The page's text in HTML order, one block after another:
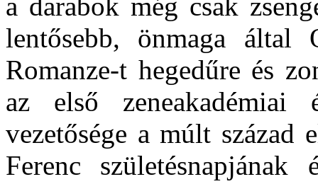
lentősebb, önmaga
Romanze-t hege­dűre és
az első
vezetősége a múlt
Ferenc születésnapjának